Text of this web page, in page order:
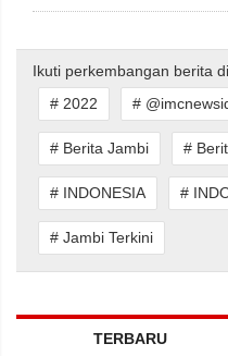
Ikuti perkembangan berita
# 2022
#
# Berita Jambi #
# INDONESIA #
# Jambi Terkini
TERBARU